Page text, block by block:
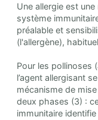
Une allergie est
système
préalable et
(l'allergène),
Pour les pollinoses
l’agent allergisant
mécanisme de
deux phases (3) :
immunitaire